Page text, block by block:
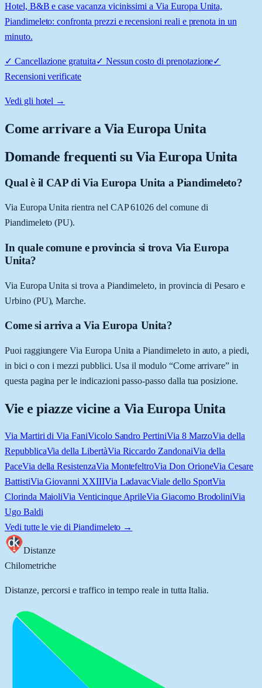
Hotel, B&B e case vacanza vicinissimi a Via Europa Unita,
Piandimeleto: confronta prezzi e recensioni reali e prenota in un
minuto.
✓ Cancellazione gratuita✓ Nessun costo di prenotazione✓
Recensioni verificate
Vedi gli hotel →
Come arrivare aVia Europa Unita
Domande frequenti su Via Europa Unita
Qual è il CAP di Via Europa Unita a Piandimeleto?
Via Europa Unita rientra nel CAP 61026 del comune di
Piandimeleto (PU).
In quale comune e provincia si trova Via Europa
Unita?
Via Europa Unita si trova a Piandimeleto, in provincia di Pesaro e
Urbino (PU), Marche.
Come si arriva a Via Europa Unita?
Puoi raggiungere Via Europa Unita a Piandimeleto in auto, a piedi,
in bici o con i mezzi pubblici. Usa il modulo “Come arrivare” in
questa pagina per le indicazioni passo-passo dalla tua posizione.
Vie e piazze vicine a Via Europa Unita
Via Martiri di Via FaniVicolo Sandro PertiniVia 8 MarzoVia della
RepubblicaVia della LibertàVia Riccardo ZandonaiVia della
PaceVia della ResistenzaVia MontefeltroVia Don OrioneVia Cesare
BattistiVia Giovanni XXIIIVia LadavacViale dello SportVia
Clorinda MaioliVia Venticinque AprileVia Giacomo BrodoliniVia
Ugo Baldi
Vedi tutte le vie di Piandimeleto →
Distanze
Chilometriche
Distanze, percorsi e traffico in tempo reale in tutta Italia.